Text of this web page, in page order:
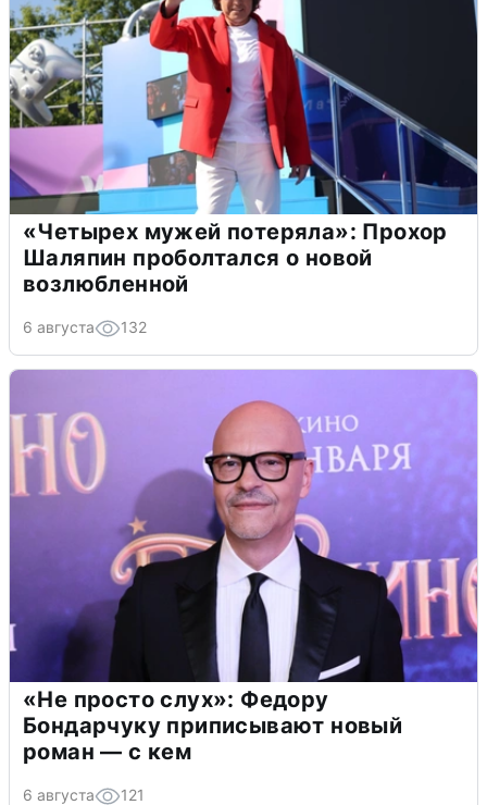
«Четырех мужей потеряла»: Прохор
Шаляпин проболтался о новой
возлюбленной
6 августа 132
«Не просто слух»: Федору
Бондарчуку приписывают новый
роман — с кем
6 августа 121